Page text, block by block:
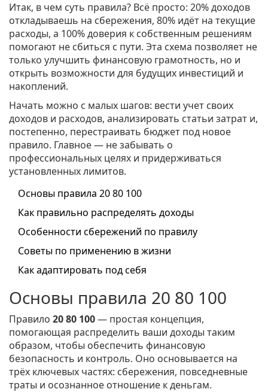
Итак, в чем суть правила? Всё просто: 20% доходов
откладываешь на сбережения, 80% идёт на текущие
расходы, а 100% доверия к собственным решениям
помогают не сбиться с пути. Эта схема позволяет не
только улучшить финансовую грамотность, но и
открыть возможности для будущих инвестиций и
накоплений.
Начать можно с малых шагов: вести учет своих
доходов и расходов, анализировать статьи затрат и,
постепенно, перестраивать бюджет под новое
правило. Главное — не забывать о
профессиональных целях и придерживаться
установленных лимитов.
Основы правила 20 80 100
Как правильно распределять доходы
Особенности сбережений по правилу
Советы по применению в жизни
Как адаптировать под себя
Основы правила 20 80 100
Правило 20 80 100— простая концепция,
помогающая распределить ваши доходы таким
образом, чтобы обеспечить финансовую
безопасность и контроль. Оно основывается на
трёх ключевых частях: сбережения, повседневные
траты и осознанное отношение к деньгам.